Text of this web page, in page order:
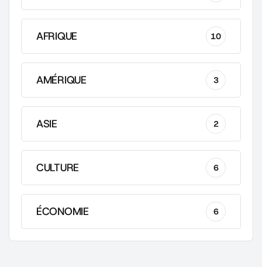
AFRIQUE 10
AMÉRIQUE 3
ASIE 2
CULTURE 6
ÉCONOMIE 6